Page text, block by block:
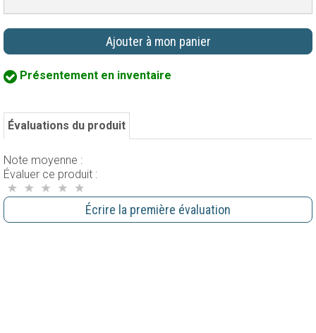
Ajouter à mon panier
Présentement en inventaire
Évaluations du produit
Note moyenne :
Évaluer ce produit :
Écrire la première évaluation